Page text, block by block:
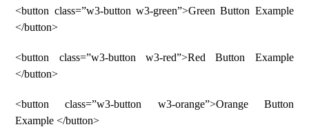
<button class=”w3-button w3-green”>Green Button Example
</button>
<button class=”w3-button w3-red”>Red Button Example
</button>
<button class=”w3-button w3-orange”>Orange Button
Example </button>